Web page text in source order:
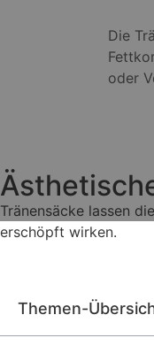
Die
oder
Tränensäcke lassen
erschöpft wirken.
Themen-